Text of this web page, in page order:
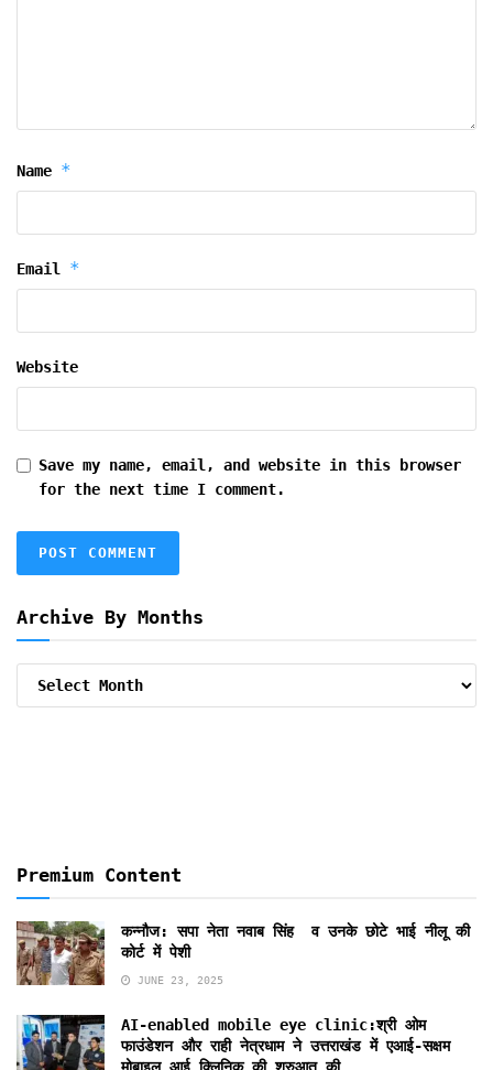
Name *
Email *
Website
Save my name, email, and website in this browser
for the next time I comment.
Archive By Months
Archive
Premium Content
कन्नौज: सपा नेता नवाब सिंह व उनके छोटे भाई नीलू की
कोर्ट में पेशी
JUNE 23, 2025
AI-enabled mobile eye clinic:श्री ओम
फाउंडेशन और राही नेत्रधाम ने उत्तराखंड में एआई-सक्षम